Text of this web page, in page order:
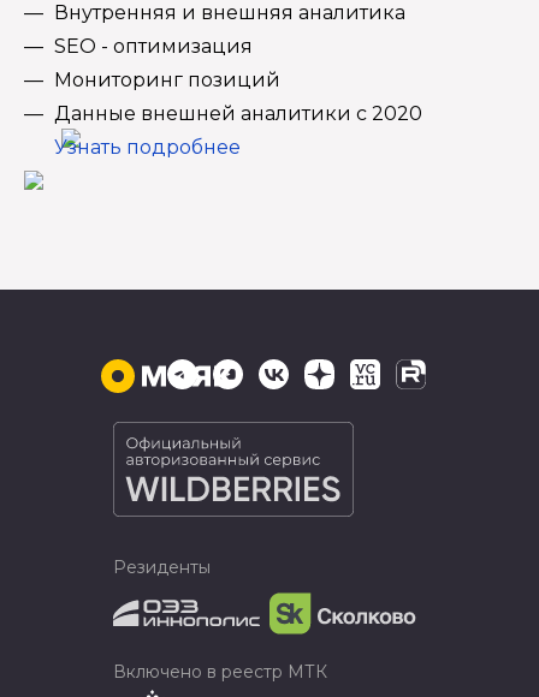
Внутренняя и внешняя аналитика
SEO - оптимизация
Мониторинг позиций
Данные внешней аналитики с 2020
Узнать подробнее
Резиденты
Включено в реестр МТК